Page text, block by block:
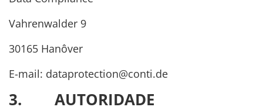
Vahrenwalder 9
30165 Hanôver
E-mail: dataprotection@conti.de
3. AUTORIDADE